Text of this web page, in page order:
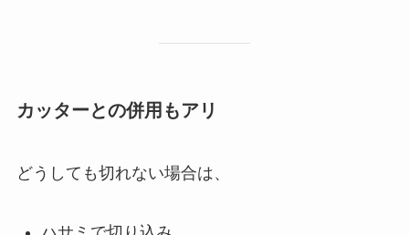
カッターとの併用もアリ
どうしても切れない場合は、